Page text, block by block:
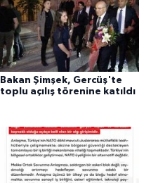
Bakan Şimşek, Gercüş'te
toplu açılış törenine katıldı